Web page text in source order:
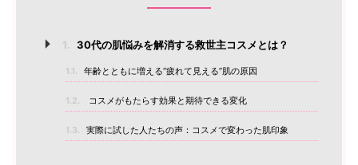
1. 30代の肌悩みを解消する救世主コスメとは？
1.1. 年齢とともに増える“疲れて見える”肌の原因
1.2. コスメがもたらす効果と期待できる変化
1.3. 実際に試した人たちの声：コスメで変わった肌印象